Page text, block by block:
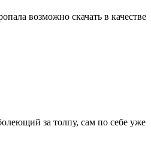
возможно скачать в качестве
за толпу, сам по себе уже